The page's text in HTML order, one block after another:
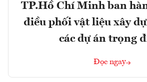
TP.Hồ Chí Minh ban
điều phối vật liệu xây
các dự án trọng
Đọc ngay